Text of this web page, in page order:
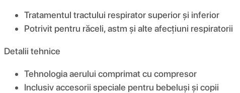
Tratamentul tractului respirator superior și inferior
Potrivit pentru răceli, astm și alte afecțiuni respiratorii
Detalii tehnice
Tehnologia aerului comprimat cu compresor
Inclusiv accesorii speciale pentru bebeluși și copii